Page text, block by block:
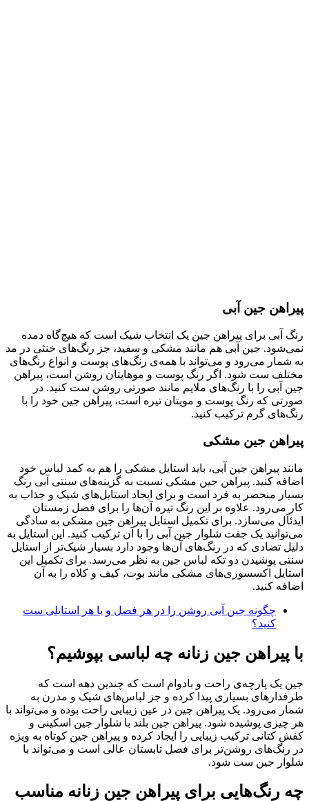
پیراهن جین آبی
رنگ آبی برای پیراهن جین یک انتخاب شیک است که هیچ‌گاه دمده
نمی‌شود. جین آبی هم مانند مشکی و سفید، جز رنگ‌های خنثی در مد
به شمار می‌رود و می‌تواند با همه‌ی رنگ‌های پوست و انواع رنگ‌های
مختلف ست شود. اگر رنگ پوست و موهایتان روشن است، پیراهن
جین آبی را با رنگ‌های ملایم مانند صورتی روشن ست کنید. در
صورتی که رنگ پوست و مویتان تیره است، پیراهن جین خود را با
رنگ‌های گرم ترکیب کنید.
پیراهن جین مشکی
مانند پیراهن جین آبی، باید استایل مشکی را هم به کمد لباس خود
اضافه کنید. پیراهن جین مشکی نسبت به گزینه‌های سنتی آبی رنگ
بسیار منحصر به فرد است و برای ایجاد استایل‌های شیک و جذاب به
کار می‌رود. علاوه بر این رنگ تیره‌ آن‌ها را برای فصل زمستان
ایدئآل می‌سازد. برای تکمیل استایل پیراهن جین مشکی به سادگی
می‌توانید یک جفت شلوار جین آبی را با آن ترکیب کنید. این استایل به
دلیل تضادی که در رنگ‌های آن‌ها وجود دارد بسیار شیک‌تر از استایل
سنتی پوشیدن دو تکه لباس جین به نظر می‌رسد. برای تکمیل این
استایل اکسسوری‌های مشکی مانند بوت، کیف و کلاه را به آن
اضافه کنید.
چگونه جین آبی روشن را در هر فصل و با هر استایلی ست
کنید؟
با پیراهن جین زنانه چه لباسی بپوشیم؟
جین یک پارچه‌ی راحت و بادوام است که چندین دهه است که
طرفدارهای بسیاری پیدا کرده و جز لباس‌های شیک و مدرن به
شمار می‌رود. یک پیراهن جین در عین زیبایی راحت بوده و می‌تواند با
هر چیزی پوشیده شود. پیراهن جین بلند با شلوار جین اسکینی و
کفش کتانی ترکیب زیبایی را ایجاد کرده و پیراهن جین کوتاه به ویژه
در رنگ‌های روشن‌تر برای فصل تابستان عالی است و می‌تواند با
شلوار جین ست شود.
چه رنگ‌هایی برای پیراهن جین زنانه مناسب